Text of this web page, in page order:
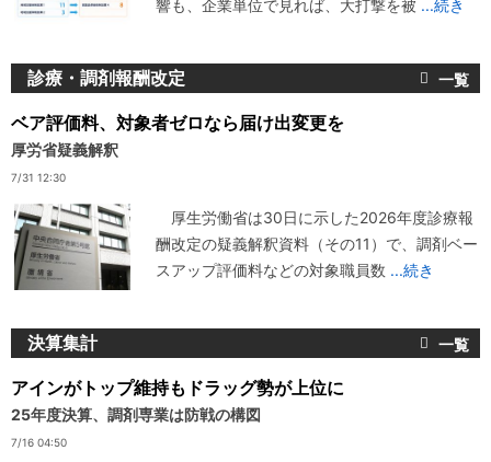
響も、企業単位で見れば、大打撃を被 ...続き
診療・調剤報酬改定
ベア評価料、対象者ゼロなら届け出変更を
厚労省疑義解釈
7/31 12:30
厚生労働省は30日に示した2026年度診療報
酬改定の疑義解釈資料（その11）で、調剤ベー
スアップ評価料などの対象職員数 ...続き
決算集計
アインがトップ維持もドラッグ勢が上位に
25年度決算、調剤専業は防戦の構図
7/16 04:50